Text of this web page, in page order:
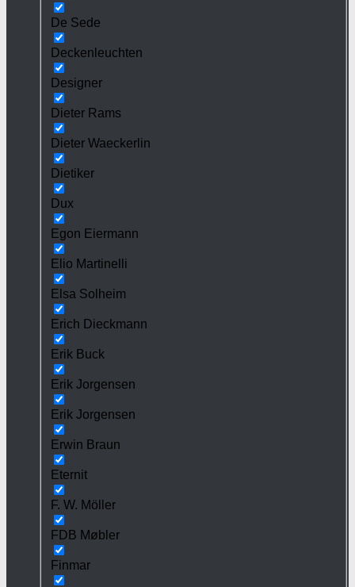
De Sede
Deckenleuchten
Designer
Dieter Rams
Dieter Waeckerlin
Dietiker
Dux
Egon Eiermann
Elio Martinelli
Elsa Solheim
Erich Dieckmann
Erik Buck
Erik Jorgensen
Erik Jorgensen
Erwin Braun
Eternit
F. W. Möller
FDB Møbler
Finmar